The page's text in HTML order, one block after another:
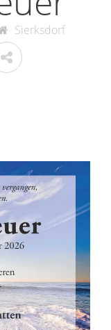
Sierksdorf